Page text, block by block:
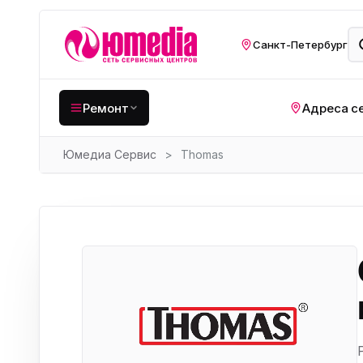
Санкт-Петербург
Ремонт
Крупная бытовая
Компьютерная техника
Адреса
Юмедиа Сервис > Thomas